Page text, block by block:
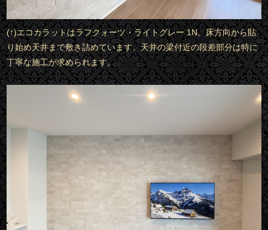
(↑)エコカラットはラフクォーツ・ライトグレー 1N。床方向から貼
り始め天井まで敷き詰めています。天井の梁付近の段差部分は特に
丁寧な施工が求められます。